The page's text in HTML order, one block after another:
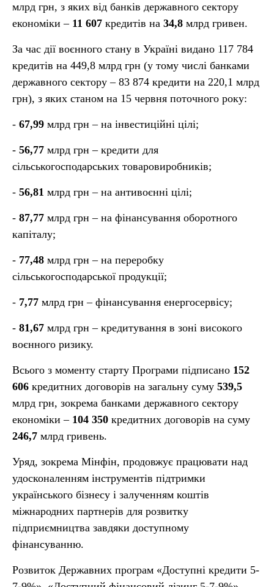
млрд грн, з яких від банків державного сектору
економіки – 11 607 кредитів на 34,8 млрд гривен.
За час дії воєнного стану в Україні видано 117 784
кредитів на 449,8 млрд грн (у тому числі банками
державного сектору – 83 874 кредити на 220,1 млрд
грн), з яких станом на 15 червня поточного року:
- 67,99 млрд грн – на інвестиційні цілі;
- 56,77 млрд грн – кредити для
сільськогосподарських товаровиробників;
- 56,81 млрд грн – на антивоєнні цілі;
- 87,77 млрд грн – на фінансування оборотного
капіталу;
- 77,48 млрд грн – на переробку
сільськогосподарської продукції;
- 7,77 млрд грн – фінансування енергосервісу;
- 81,67 млрд грн – кредитування в зоні високого
воєнного ризику.
Всього з моменту старту Програми підписано 152
606 кредитних договорів на загальну суму 539,5
млрд грн, зокрема банками державного сектору
економіки – 104 350 кредитних договорів на суму
246,7 млрд гривень.
Уряд, зокрема Мінфін, продовжує працювати над
удосконаленням інструментів підтримки
українського бізнесу і залученням коштів
міжнародних партнерів для розвитку
підприємництва завдяки доступному
фінансуванню.
Розвиток Державних програм «Доступні кредити 5-